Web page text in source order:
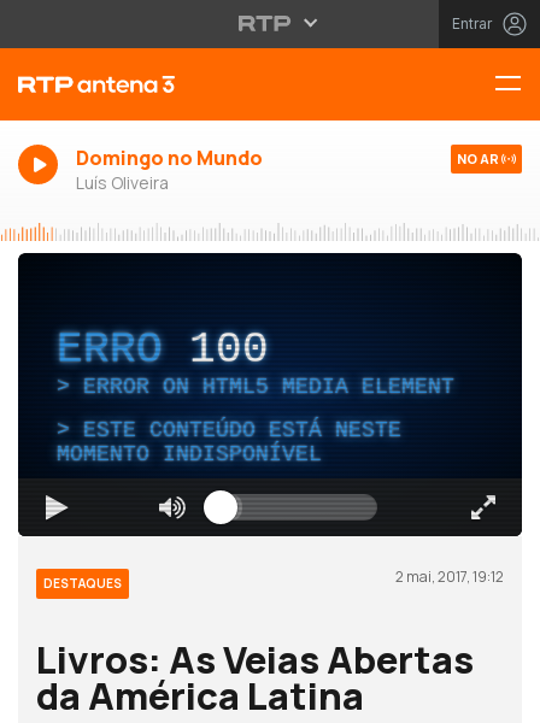
Entrar
Domingo no Mundo
Luís Oliveira
NO AR
ERRO 100
ERROR ON HTML5 MEDIA ELEMENT
ESTE CONTEÚDO ESTÁ NESTE
MOMENTO INDISPONÍVEL
DESTAQUES 2 mai, 2017, 19:12
Livros: As Veias Abertas
da América Latina